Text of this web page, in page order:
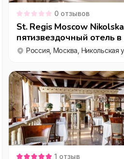
0 отзывов
St. Regis Moscow
пятизвездочный отель
исторической части
Россия, Москва, Никольская
1 отзыв